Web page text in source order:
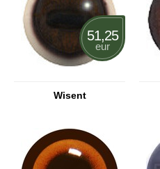
Wisent
51,25
eur